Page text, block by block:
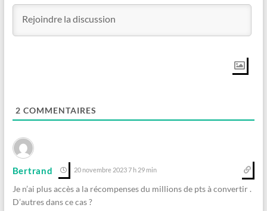
2 COMMENTAIRES
Bertrand 20 novembre 2023 7 h 29 min
Je n’ai plus accès a la récompenses du millions de pts à convertir .
D’autres dans ce cas ?